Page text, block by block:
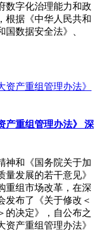
数字化治理能力和政
根据《中华人民共和
数据安全法》、
产重组管理办法》 深
神和《国务院关于加
发展的若干意见》
重组市场改革，在深
发布了《关于修改＜
的决定》，自公布之
产重组管理办法》